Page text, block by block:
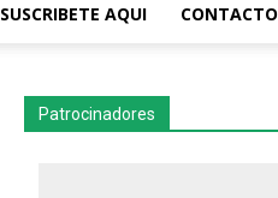
SUSCRIBETE AQUI CONTACTO
Patrocinadores